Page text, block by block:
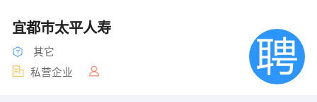
宜都巿太平人寿
其它
私营企业